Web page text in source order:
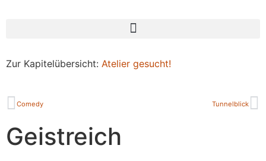
Zur Kapitelübersicht: Atelier gesucht!
Comedy Tunnelblick
Geistreich